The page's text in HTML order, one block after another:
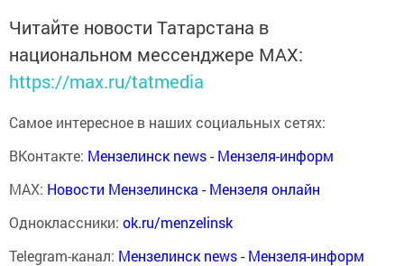
Читайте новости Татарстана в
национальном мессенджере MАХ:
https://max.ru/tatmedia
Самое интересное в наших социальных сетях:
ВКонтакте: Мензелинск news - Мензеля-информ
MAX: Новости Мензелинска - Мензеля онлайн
Одноклассники: ok.ru/menzelinsk
Telegram-канал: Мензелинск news - Мензеля-информ